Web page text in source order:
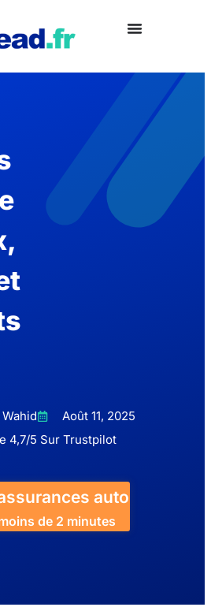
Août 11, 2025
4,7/5 Sur Trustpilot
auto
de 2 minutes